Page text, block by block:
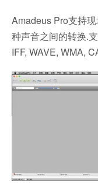
Amadeus Pro支持
种声音之间的转换.
IFF, WAVE, WMA,